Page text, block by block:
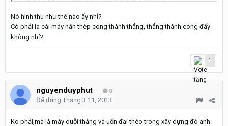
Nó hình thù như thế nào ấy nhỉ?
Có phải là cái máy nắn thép cong thành thẳng, thẳng thành cong đấy
không nhỉ?
1
nguyenduyphut 0
Đã đăng Tháng 3 11, 2013
Ko phải,mà là máy duỗi thẳng và uốn đai théo trong xây dựng đó anh.